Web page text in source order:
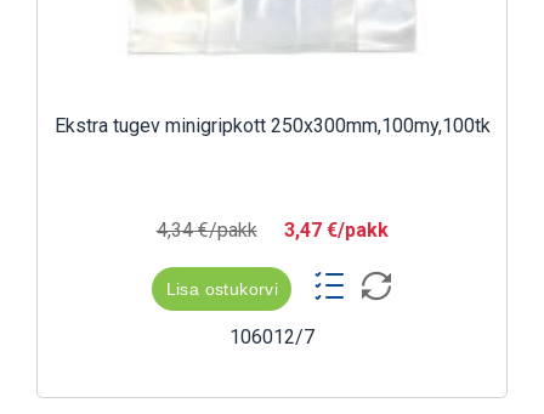
Ekstra tugev minigripkott 250x300mm,100my,100tk
4,34 €/pakk 3,47 €/pakk
Lisa ostukorvi
106012/7